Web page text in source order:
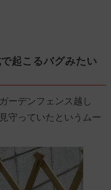
起こるバグみたい
ーデンフェンス越し
守っていたというムー